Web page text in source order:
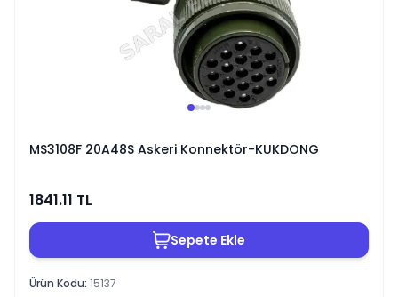
MS3108F 20A48S Askeri Konnektör-KUKDONG
1841.11 TL
Sepete Ekle
Ürün Kodu: 15137